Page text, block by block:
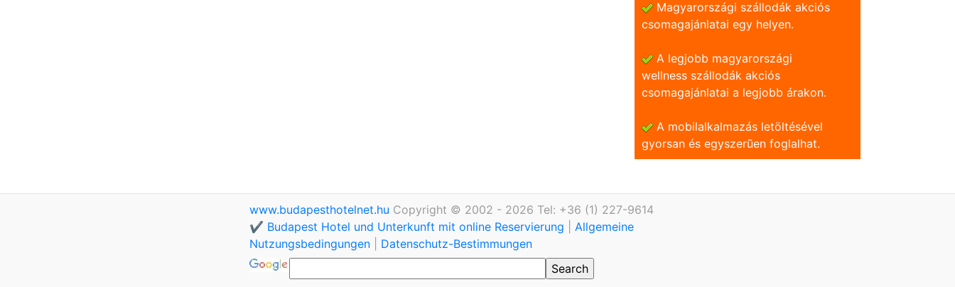
Magyarországi szállodák akciós
csomagajánlatai egy helyen.
A legjobb magyarországi
wellness szállodák akciós
csomagajánlatai a legjobb árakon.
A mobilalkalmazás letöltésével
gyorsan és egyszerũen foglalhat.
www.budapesthotelnet.hu Copyright © 2002 - 2026 Tel: +36 (1) 227-9614
✔️ Budapest Hotel und Unterkunft mit online Reservierung
Allgemeine
Nutzungsbedingungen
Datenschutz-Bestimmungen